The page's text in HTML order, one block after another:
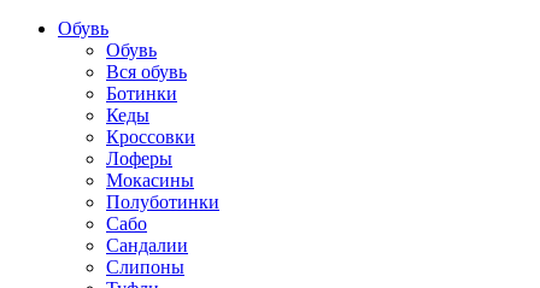
Обувь
Обувь
Вся обувь
Ботинки
Кеды
Кроссовки
Лоферы
Мокасины
Полуботинки
Сабо
Сандалии
Слипоны